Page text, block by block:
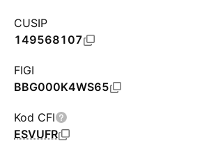
CUSIP
149568107
FIGI
BBG000K4WS65
Kod CFI
ESVUFR